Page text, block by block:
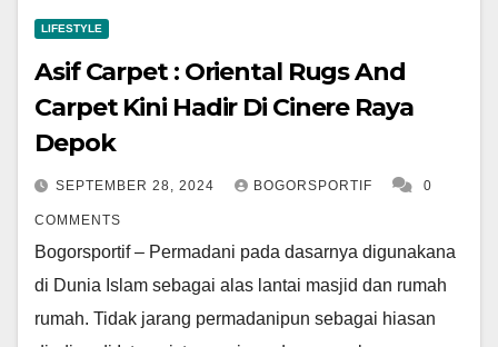
LIFESTYLE
Asif Carpet : Oriental Rugs And
Carpet Kini Hadir Di Cinere Raya
Depok
SEPTEMBER 28, 2024 BOGORSPORTIF 0
COMMENTS
Bogorsportif – Permadani pada dasarnya digunakana
di Dunia Islam sebagai alas lantai masjid dan rumah
rumah. Tidak jarang permadanipun sebagai hiasan